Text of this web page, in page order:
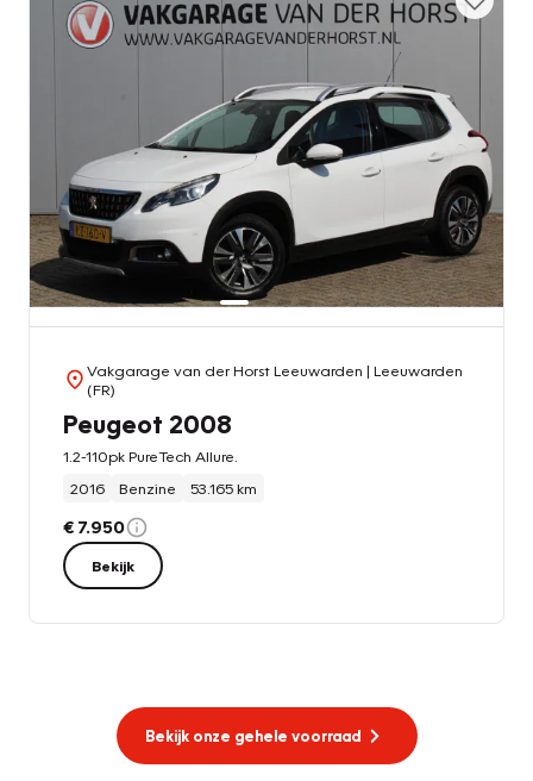
Vakgarage van der Horst Leeuwarden | Leeuwarden
(FR)
Peugeot 2008
1.2-110pk PureTech Allure.
2016
Benzine 53.165 km
€ 7.950
Bekijk
Bekijk onze gehele voorraad